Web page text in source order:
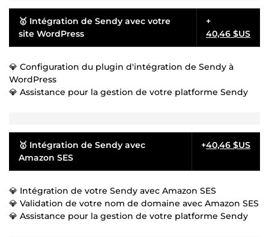
🥇 Intégration de Sendy avec votre
site WordPress
+
40,46 $US
💎 Configuration du plugin d'intégration de Sendy à
WordPress
💎 Assistance pour la gestion de votre platforme Sendy
🥇 Intégration de Sendy avec
Amazon SES
+40,46 $US
💎 Intégration de votre Sendy avec Amazon SES
💎 Validation de votre nom de domaine avec Amazon SES
💎 Assistance pour la gestion de votre platforme Sendy